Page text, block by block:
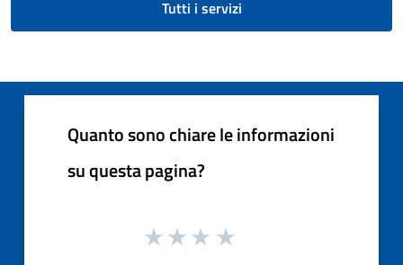
Tutti i servizi
Quanto sono chiare le informazioni
su questa pagina?